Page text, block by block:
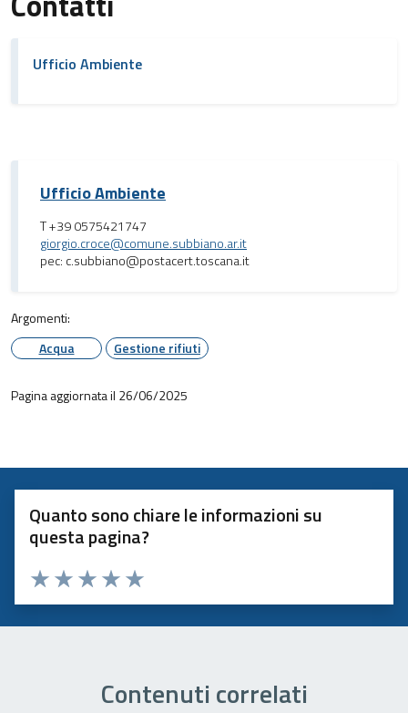
Ufficio Ambiente
Ufficio Ambiente
T +39 0575421747
giorgio.croce@comune.subbiano.ar.it
pec: c.subbiano@postacert.toscana.it
Argomenti:
Acqua
Gestione rifiuti
Pagina aggiornata il 26/06/2025
Quanto sono chiare le informazioni su
questa pagina?
Valuta 5 stelle su 5
Valuta 4 stelle su 5
Valuta 3 stelle su 5
Valuta 2 stelle su 5
Valuta 1 stelle su 5
Contenuti correlati